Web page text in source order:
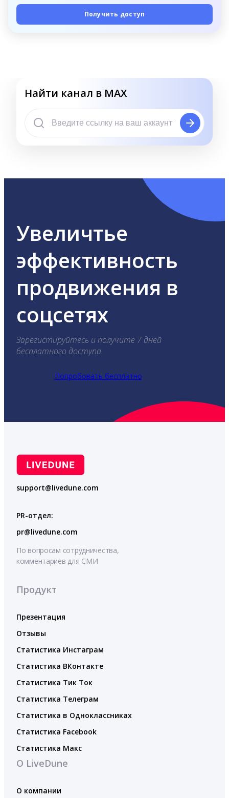
Получить доступ
Найти канал в MAX
Увеличтье
эффективность
продвижения в
соцсетях
Зарегистируйтесь и получите 7 дней
бесплатного доступа.
Попробовать бесплатно
support@livedune.com
PR-отдел:
pr@livedune.com
По вопросам сотрудничества,
комментариев для СМИ
Продукт
Презентация
Отзывы
Статистика Инстаграм
Статистика ВКонтакте
Статистика Тик Ток
Статистика Телеграм
Статистика в Одноклассниках
Статистика Facebook
Статистика Макс
О LiveDune
О компании